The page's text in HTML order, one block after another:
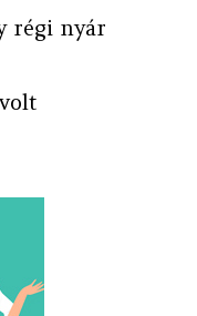
régi nyár